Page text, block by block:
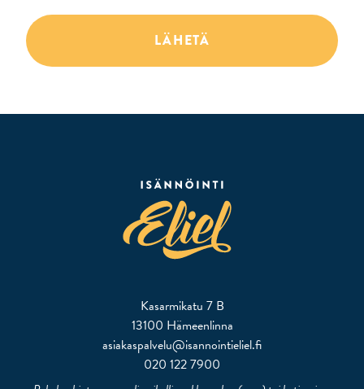
Kasarmikatu 7 B
13100 Hämeenlinna
asiakaspalvelu@isannointieliel.fi
020 122 7900